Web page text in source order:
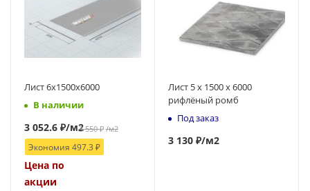
Лист 6х1500х6000
В наличии
3 550₽ /м2
3 052.6 ₽/м2
Экономия 497.3 ₽
Цена по
акции
Лист 5 х 1500 х 6000
рифлёный ромб
Под заказ
3 130 ₽/м2